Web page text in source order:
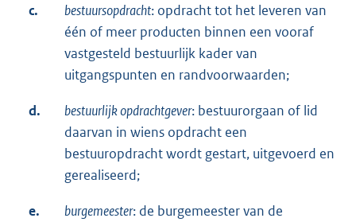
c. bestuursopdracht: opdracht tot het leveren van
één of meer producten binnen een vooraf
vastgesteld bestuurlijk kader van
uitgangspunten en randvoorwaarden;
d. bestuurlijk opdrachtgever: bestuurorgaan of lid
daarvan in wiens opdracht een
bestuuropdracht wordt gestart, uitgevoerd en
gerealiseerd;
e. burgemeester: de burgemeester van de